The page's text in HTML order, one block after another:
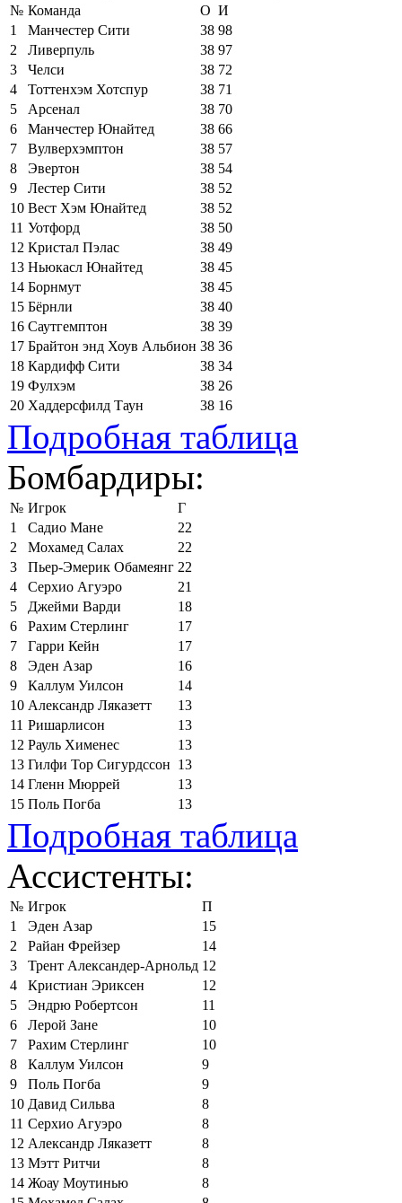
№ Команда О И
1
Манчестер Сити 38 98
2
Ливерпуль 38 97
3
Челси 38 72
4
Тоттенхэм Хотспур 38 71
5
Арсенал 38 70
6
Манчестер Юнайтед 38 66
7
Вулверхэмптон 38 57
8
Эвертон 38 54
9
Лестер Сити 38 52
10 Вест Хэм Юнайтед 38 52
11 Уотфорд 38 50
12 Кристал Пэлас 38 49
13 Ньюкасл Юнайтед 38 45
14 Борнмут 38 45
15 Бёрнли 38 40
16 Саутгемптон 38 39
17 Брайтон энд Хоув Альбион 38 36
18 Кардифф Сити 38 34
19 Фулхэм 38 26
20 Хаддерсфилд Таун 38 16
Подробная таблица
Бомбардиры:
№ Игрок
Г
1
Садио Мане
22
2
Мохамед Салах
22
3
Пьер-Эмерик Обамеянг 22
4
Серхио Агуэро
21
5
Джейми Варди
18
6
Рахим Стерлинг
17
7
Гарри Кейн
17
8
Эден Азар
16
9
Каллум Уилсон
14
10 Александр Ляказетт
13
11 Ришарлисон
13
12 Рауль Хименес
13
13 Гилфи Тор Сигурдссон 13
14 Гленн Мюррей
13
15 Поль Погба 13
Подробная таблица
Ассистенты:
№ Игрок
П
1
Эден Азар
15
2
Райан Фрейзер
14
3
Трент Александер-Арнольд 12
4
Кристиан Эриксен
12
5
Эндрю Робертсон
11
6
Лерой Зане
10
7
Рахим Стерлинг
10
8
Каллум Уилсон
9
9
Поль Погба
9
10 Давид Сильва
8
11 Серхио Агуэро
8
12 Александр Ляказетт
8
13 Мэтт Ритчи
8
14 Жоау Моутинью
8